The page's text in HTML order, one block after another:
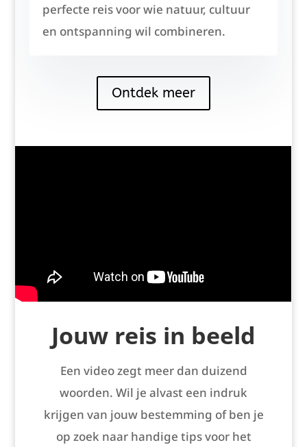
perfecte reis voor wie natuur, cultuur
en ontspanning wil combineren.
Ontdek meer
Jouw reis in beeld
Een video zegt meer dan duizend
woorden. Wil je alvast een indruk
krijgen van jouw bestemming of ben je
op zoek naar handige tips voor het